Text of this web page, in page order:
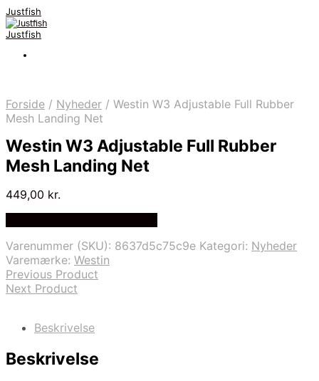
Justfish
Justfish
Forside / Nyheder / Westin W3 Adjustable Full Rubber
Mesh Landing Net
Westin W3 Adjustable Full Rubber
Mesh Landing Net
449,00 kr.
Varenummer (SKU): 8637d5c75c9e Kategori: Nyheder
Varemærke: Westin
Previous Product
Next Product
Beskrivelse
Beskrivelse